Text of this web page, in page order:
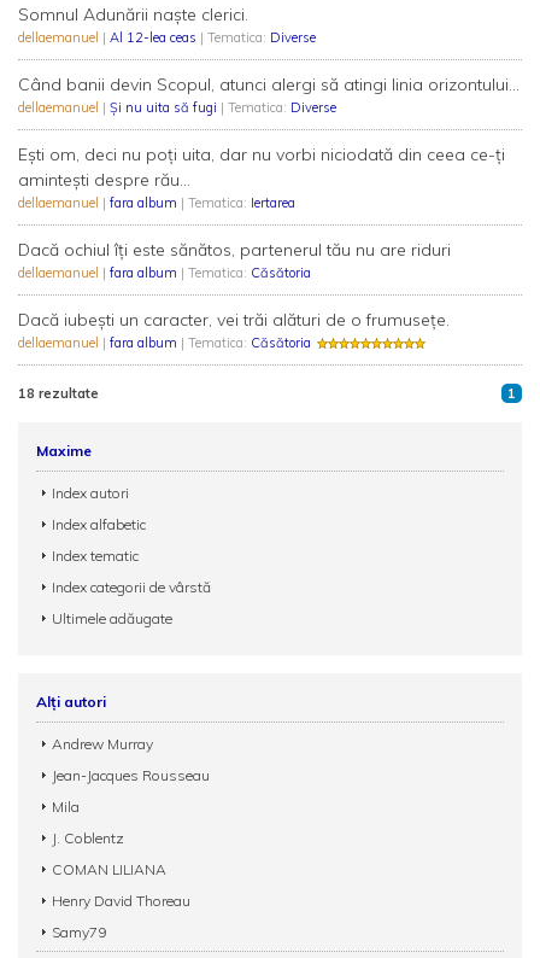
Somnul Adunării naşte clerici.
dellaemanuel | Al 12-lea ceas | Tematica: Diverse
Când banii devin Scopul, atunci alergi să atingi linia orizontului...
dellaemanuel | Şi nu uita să fugi | Tematica: Diverse
Eşti om, deci nu poți uita, dar nu vorbi niciodată din ceea ce-ți
amintești despre rău...
dellaemanuel | fara album | Tematica: Iertarea
Dacă ochiul îţi este sănătos, partenerul tău nu are riduri
dellaemanuel | fara album | Tematica: Căsătoria
Dacă iubeşti un caracter, vei trăi alături de o frumuseţe.
dellaemanuel | fara album | Tematica: Căsătoria
18 rezultate 1
Maxime
Index autori
Index alfabetic
Index tematic
Index categorii de vârstă
Ultimele adăugate
Alți autori
Andrew Murray
Jean-Jacques Rousseau
Mila
J. Coblentz
COMAN LILIANA
Henry David Thoreau
Samy79